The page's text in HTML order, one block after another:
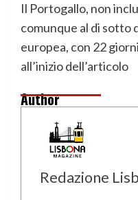
Il Portogallo, non
comunque al di sotto
europea, con 22
all’inizio dell’articolo
Author
Redazione